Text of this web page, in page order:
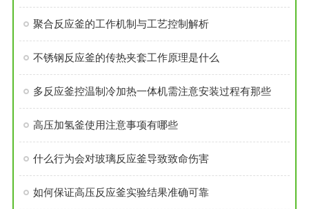
聚合反应釜的工作机制与工艺控制解析
不锈钢反应釜的传热夹套工作原理是什么
多反应釜控温制冷加热一体机需注意安装过程有那些
高压加氢釜使用注意事项有哪些
什么行为会对玻璃反应釜导致致命伤害
如何保证高压反应釜实验结果准确可靠